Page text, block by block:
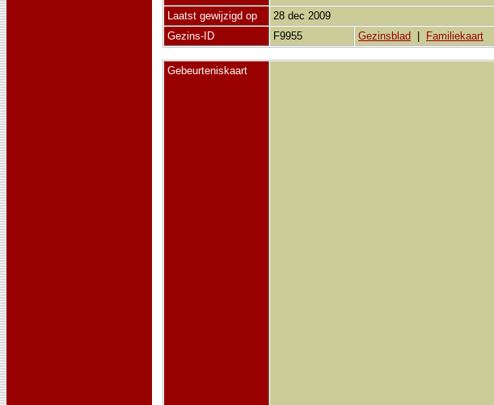
Laatst gewijzigd op
28 dec 2009
Gezins-ID
F9955 Gezinsblad Familiekaart
Gebeurteniskaart